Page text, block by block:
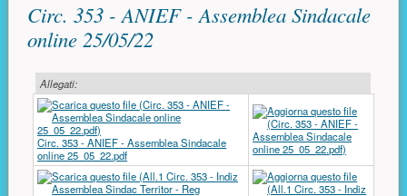
Circ. 353 - ANIEF - Assemblea Sindacale
online 25/05/22
Allegati:
Circ. 353 - ANIEF - Assemblea Sindacale
online 25_05_22.pdf